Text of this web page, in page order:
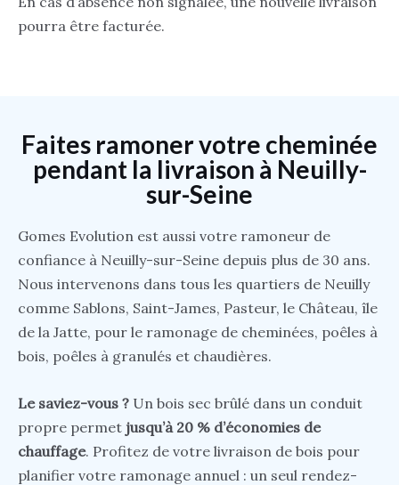
pourra être facturée.
Faites ramoner votre cheminée
pendant la livraison à Neuilly-
sur-Seine
Gomes Evolution est aussi votre ramoneur de
confiance à Neuilly-sur-Seine depuis plus de 30 ans.
Nous intervenons dans tous les quartiers de Neuilly
comme Sablons, Saint-James, Pasteur, le Château, île
de la Jatte, pour le ramonage de cheminées, poêles à
bois, poêles à granulés et chaudières.
Le saviez-vous ? Un bois sec brûlé dans un conduit
propre permet jusqu’à 20 % d’économies de
chauffage. Profitez de votre livraison de bois pour
planifier votre ramonage annuel : un seul rendez-